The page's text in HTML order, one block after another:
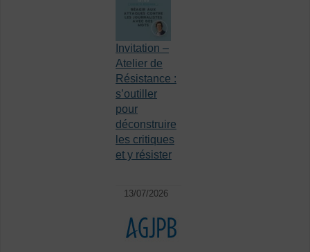
Invitation –
Atelier de
Résistance :
s’outiller
pour
déconstruire
les critiques
et y résister
13/07/2026